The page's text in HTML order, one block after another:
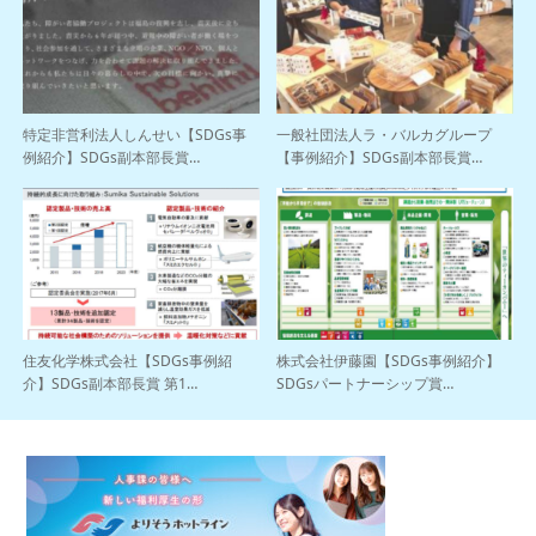
特定非営利法人しんせい【SDGs事
例紹介】SDGs副本部長賞…
一般社団法人ラ・バルカグループ
【事例紹介】SDGs副本部長賞…
住友化学株式会社【SDGs事例紹
介】SDGs副本部長賞 第1…
株式会社伊藤園【SDGs事例紹介】
SDGsパートナーシップ賞…